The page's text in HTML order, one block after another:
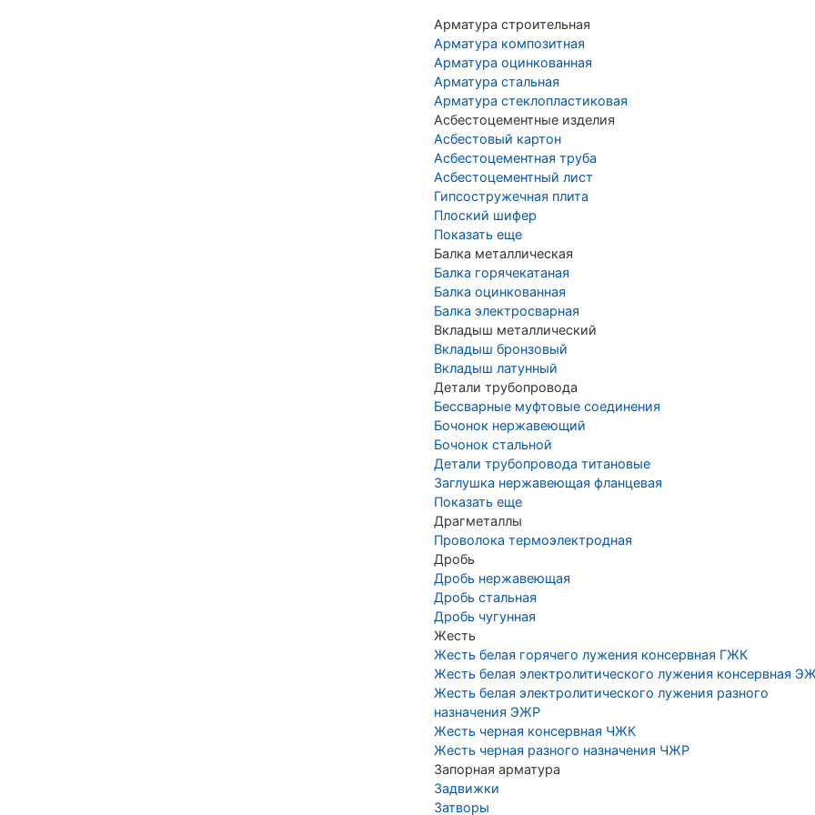
Арматура строительная
Арматура композитная
Арматура оцинкованная
Арматура стальная
Арматура стеклопластиковая
Асбестоцементные изделия
Асбестовый картон
Асбестоцементная труба
Асбестоцементный лист
Гипсостружечная плита
Плоский шифер
Показать еще
Балка металлическая
Балка горячекатаная
Балка оцинкованная
Балка электросварная
Вкладыш металлический
Вкладыш бронзовый
Вкладыш латунный
Детали трубопровода
Бессварные муфтовые соединения
Бочонок нержавеющий
Бочонок стальной
Детали трубопровода титановые
Заглушка нержавеющая фланцевая
Показать еще
Драгметаллы
Проволока термоэлектродная
Дробь
Дробь нержавеющая
Дробь стальная
Дробь чугунная
Жесть
Жесть белая горячего лужения консервная ГЖК
Жесть белая электролитического лужения консервная
Жесть белая электролитического лужения разного
назначения ЭЖР
Жесть черная консервная ЧЖК
Жесть черная разного назначения ЧЖР
Запорная арматура
Задвижки
Затворы